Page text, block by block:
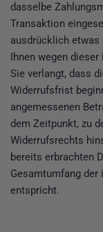
dasselbe
Transaktion
ausdrücklich etwas
Ihnen wegen
Sie verlangt, dass
Widerrufsfrist
angemessenen
dem Zeitpunkt, zu
Widerrufsrechts
bereits erbrachten
Gesamtumfang
entspricht.